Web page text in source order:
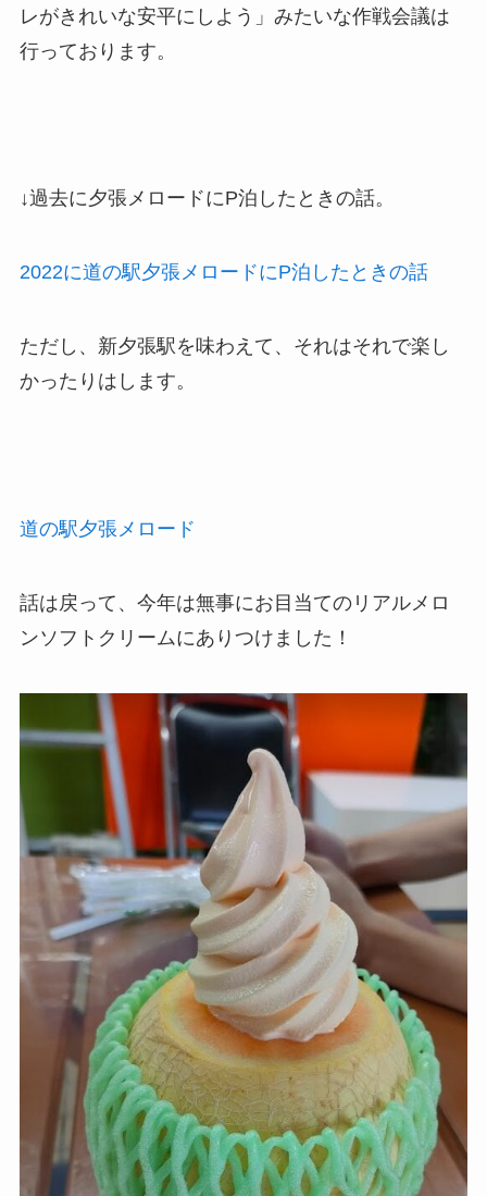
レがきれいな安平にしよう」みたいな作戦会議は
行っております。
↓過去に夕張メロードにP泊したときの話。
2022に道の駅夕張メロードにP泊したときの話
ただし、新夕張駅を味わえて、それはそれで楽し
かったりはします。
道の駅夕張メロード
話は戻って、今年は無事にお目当てのリアルメロ
ンソフトクリームにありつけました！